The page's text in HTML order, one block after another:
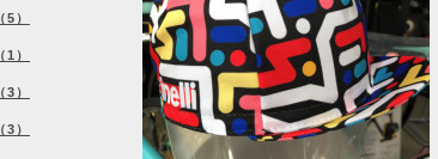
）
）
）
）